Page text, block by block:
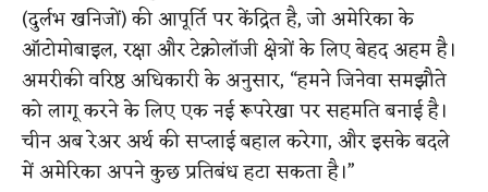
(दुर्लभ खनिजों) की आपूर्ति पर केंद्रित है, जो अमेरिका के
ऑटोमोबाइल, रक्षा और टेक्नोलॉजी क्षेत्रों के लिए बेहद अहम है।
अमरीकी वरिष्ठ अधिकारी के अनुसार, “हमने जिनेवा समझौते
को लागू करने के लिए एक नई रूपरेखा पर सहमति बनाई है।
चीन अब रेअर अर्थ की सप्लाई बहाल करेगा, और इसके बदले
में अमेरिका अपने कुछ प्रतिबंध हटा सकता है।”